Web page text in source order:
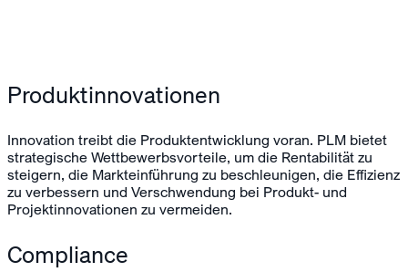
Produktinnovationen
Innovation treibt die Produktentwicklung voran. PLM bietet
strategische Wettbewerbsvorteile, um die Rentabilität zu
steigern, die Markteinführung zu beschleunigen, die Effizienz
zu verbessern und Verschwendung bei Produkt- und
Projektinnovationen zu vermeiden.
Compliance